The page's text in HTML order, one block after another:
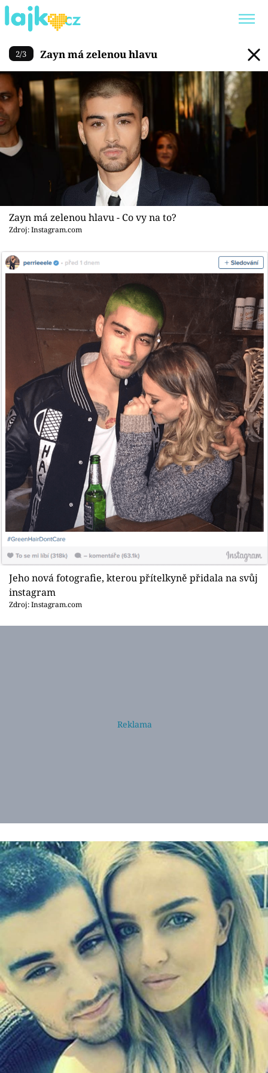
Trendy: KARLOS VÉMOLA
ONLYFANS
SHOPAHOLICADEL
CLASH OF THE STARS
Témata
Showbyznys
Youtubeři
Sex a vztahy
Sledujte prima+
Přihlášení
Sledujte nás
Zayn má zelenou hlavu
2/3 Zayn má zelenou hlavu
Zayn má zelenou hlavu - Co vy na to?
Zdroj: Instagram.com
Jeho nová fotografie, kterou přítelkyně přidala na svůj
instagram
Zdroj: Instagram.com